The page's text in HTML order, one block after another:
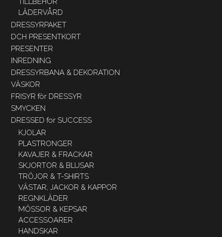
LÄDERVÅRD
DRESSYRPAKET
DCH PRESENTKORT
PRESENTER
INREDNING
DRESSYRBANA & DEKORATION
VÄSKOR
FRISYR för DRESSYR
SMYCKEN
DRESSED for SUCCESS
KJOLAR
PLASTRONGER
KAVAJER & FRACKAR
SKJORTOR & BLUSAR
TRÖJOR & T-SHIRTS
VÄSTAR, JACKOR & KAPPOR
REGNKLÄDER
MÖSSOR & KEPSAR
ACCESSOARER
HANDSKAR